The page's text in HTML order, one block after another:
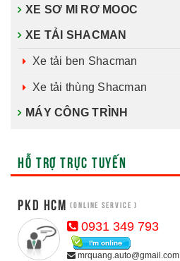
XE SƠ MI RƠ MOOC
XE TẢI SHACMAN
Xe tải ben Shacman
Xe tải thùng Shacman
MÁY CÔNG TRÌNH
HỖ TRỢ TRỰC TUYẾN
PKD HCM (Online Service )
0931 349 793
mrquang.auto@gmail.com